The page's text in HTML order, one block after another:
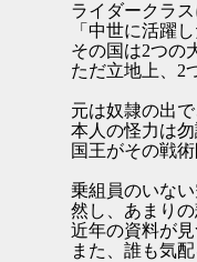
ライダークラス
「中世に活躍し
その国は2つの
ただ立地上、2
元は奴隷の出で
本人の怪力は勿
国王がその戦術
乗組員のいない
然し、あまりの
近年の資料が見
また、誰も気配